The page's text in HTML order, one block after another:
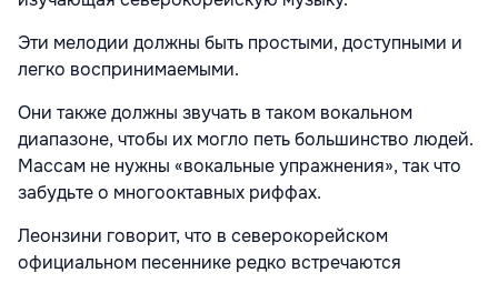
Эти мелодии должны быть простыми, доступными и
легко воспринимаемыми.
Они также должны звучать в таком вокальном
диапазоне, чтобы их могло петь большинство людей.
Массам не нужны «вокальные упражнения», так что
забудьте о многооктавных риффах.
Леонзини говорит, что в северокорейском
официальном песеннике редко встречаются